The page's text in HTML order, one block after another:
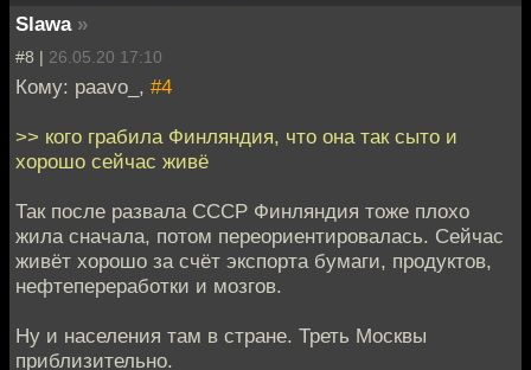
Slawa »
#8 | 26.05.20 17:10
Кому: paavo_, #4
>> кого грабила Финляндия, что она так сыто и
хорошо сейчас живё
Так после развала СССР Финляндия тоже плохо
жила сначала, потом переориентировалась. Сейчас
живёт хорошо за счёт экспорта бумаги, продуктов,
нефтепереработки и мозгов.
Ну и населения там в стране. Треть Москвы
приблизительно.